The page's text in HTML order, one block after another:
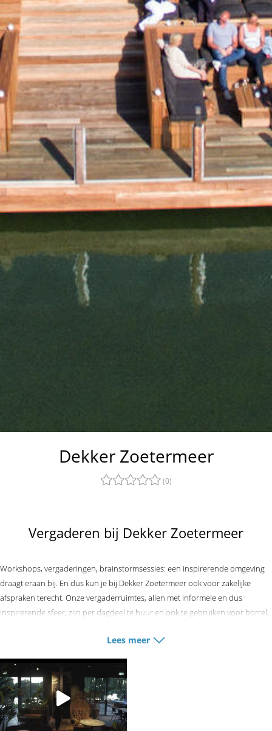
Dekker Zoetermeer
(0)
Vergaderen bij Dekker Zoetermeer
Workshops, vergaderingen, brainstormsessies: een inspirerende omgeving
draagt eraan bij. En dus kun je bij Dekker Zoetermeer ook voor zakelijke
afspraken terecht. Onze vergaderruimtes, allen met informele en dus
inspirerende sfeer, zijn per dagdeel te huur en ook te gebruiken voor borrel,
alles tot in de puntjes is verzorgd.
Dekker Zoetermeer heeft verschillende vergaderruimtes die gehuurd kunnen
worden voor een vergadering of andere zakelijke doeleinden. In onze zalen
heb je de mogelijkheid om te vergaderen vanaf 10 tot 400 personen. Wil je
een speciale opstelling tijdens de vergadering? Wij denken graag met je mee.
De zalen zijn de gehele dag te huur of per dagdeel. Vergaderen kan in de
Lees meer